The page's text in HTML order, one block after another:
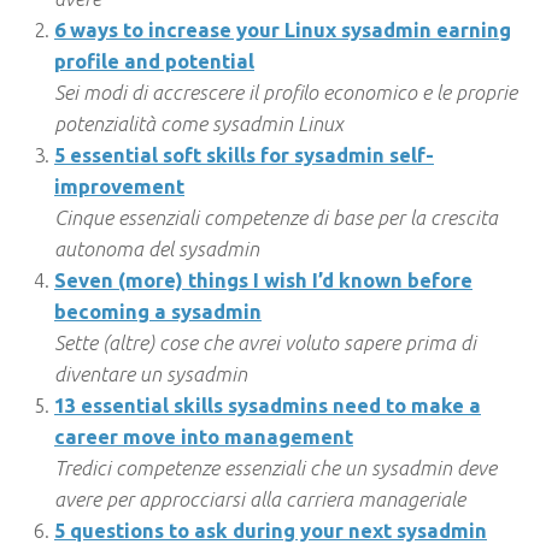
6 ways to increase your Linux sysadmin earning
profile and potential
Sei modi di accrescere il profilo economico e le proprie
potenzialità come sysadmin Linux
5 essential soft skills for sysadmin self-
improvement
Cinque essenziali competenze di base per la crescita
autonoma del sysadmin
Seven (more) things I wish I’d known before
becoming a sysadmin
Sette (altre) cose che avrei voluto sapere prima di
diventare un sysadmin
13 essential skills sysadmins need to make a
career move into management
Tredici competenze essenziali che un sysadmin deve
avere per approcciarsi alla carriera manageriale
5 questions to ask during your next sysadmin